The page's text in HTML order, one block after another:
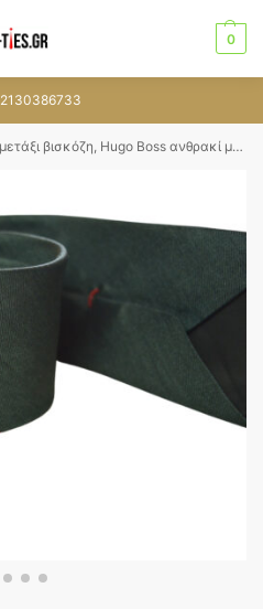
0
βισκόζη, Hugo Boss ανθρακί με σχέδιο